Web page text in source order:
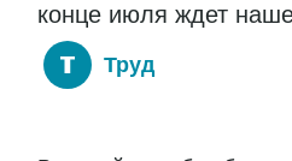
конце июля ждет
Труд